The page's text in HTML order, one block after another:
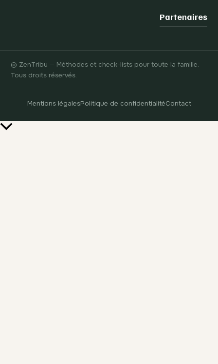
Partenaires
© ZenTribu — Méthodes et check-lists pour toute la famille.
Tous droits réservés.
Mentions légalesPolitique de confidentialitéContact